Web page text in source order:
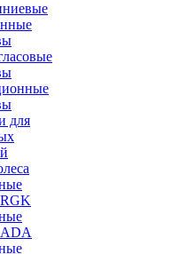
для
RGK
ADA